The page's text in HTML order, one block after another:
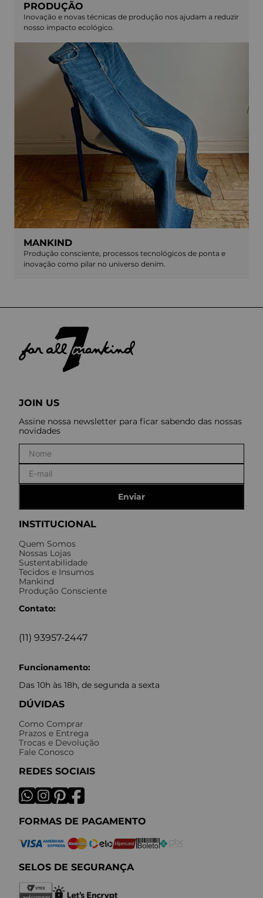
PRODUÇÃO
Inovação e novas técnicas de produção nos ajudam a reduzir
nosso impacto ecológico.
MANKIND
Produção consciente, processos tecnológicos de ponta e
inovação como pilar no universo denim.
INSTITUCIONAL
Quem Somos
Nossas Lojas
Sustentabilidade
Tecidos e Insumos
Mankind
Produção Consciente
Contato:
(11) 93957-2447
Funcionamento:
Das 10h às 18h, de segunda a sexta
DÚVIDAS
Como Comprar
Prazos e Entrega
Trocas e Devolução
Fale Conosco
REDES SOCIAIS
FORMAS DE PAGAMENTO
SELOS DE SEGURANÇA
JOIN US
Assine nossa newsletter para ficar sabendo das nossas
novidades
Enviar